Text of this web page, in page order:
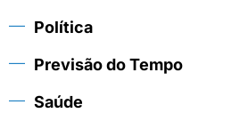
Política
Previsão do Tempo
Saúde